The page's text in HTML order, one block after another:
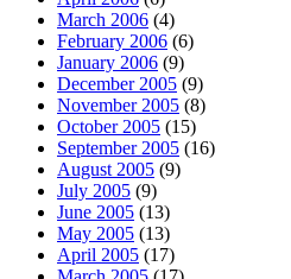
March 2006 (4)
February 2006 (6)
January 2006 (9)
December 2005 (9)
November 2005 (8)
October 2005 (15)
September 2005 (16)
August 2005 (9)
July 2005 (9)
June 2005 (13)
May 2005 (13)
April 2005 (17)